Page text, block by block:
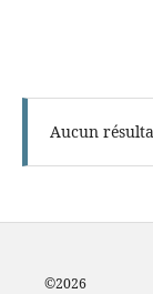
Aucun
©2026